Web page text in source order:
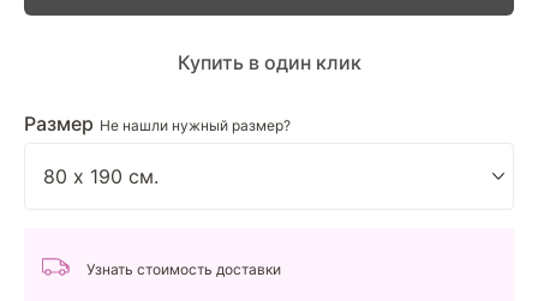
Размер Не нашли нужный размер?
Купить в один клик
Узнать стоимость доставки